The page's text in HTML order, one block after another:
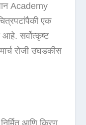
Academy
एक
सर्वोत्कृष्ट
रोजी उघडकीस
आणि किरण